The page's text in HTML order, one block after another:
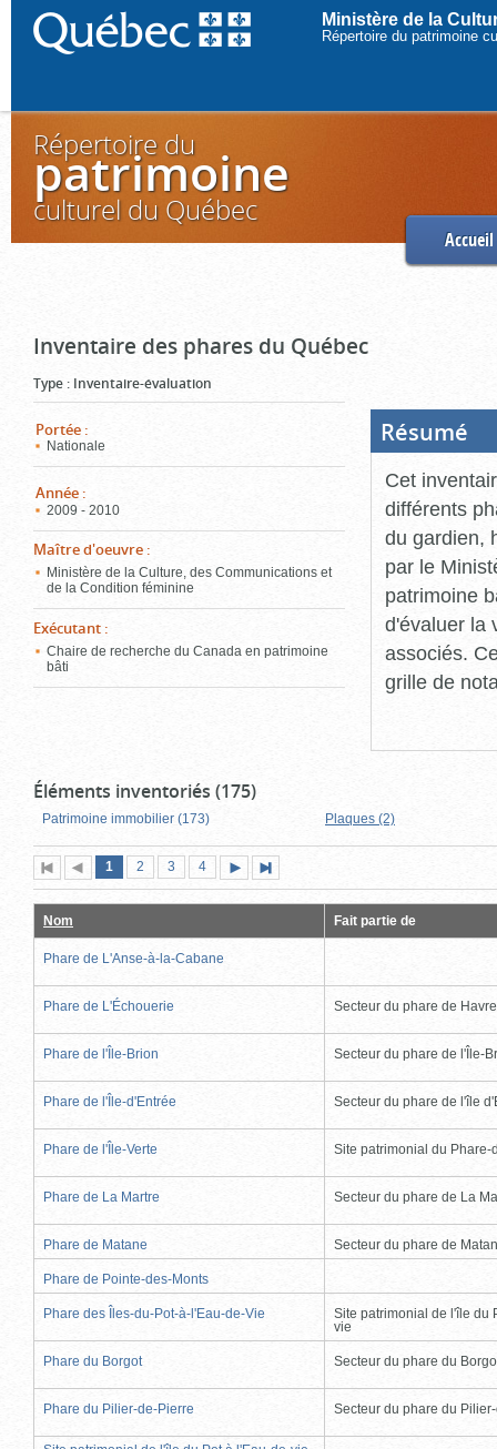
Ministère de la
Répertoire du patrimoine
Répertoire du
patrimoine
culturel du Québec
Accueil
Inventaire des phares du Québec
Type : Inventaire-évaluation
Portée :
Nationale
Année :
2009 - 2010
Maître d'oeuvre :
Ministère de la Culture, des Communications et
de la Condition féminine
Exécutant :
Chaire de recherche du Canada en patrimoine
bâti
Résumé
Cet
différents
du gardien,
par le
patrimoine
d'évaluer la
associés.
grille de
Éléments inventoriés (175)
Patrimoine immobilier (173) Plaques (2)
Première
page
Page
précédente
Page
1 (page
actuelle)
Page
2 Page
3 Page
4
suivante
page
Nom Fait partie de
Phare de L'Anse-à-la-Cabane
Phare de L'Échouerie Secteur du phare de
Phare de l'Île-Brion Secteur du phare de l'Île-
Phare de l'Île-d'Entrée Secteur du phare de l'île
Phare de l'Île-Verte Site patrimonial du Phare-
Phare de La Martre Secteur du phare de La
Phare de Matane Secteur du phare de
Phare de Pointe-des-Monts
Phare des Îles-du-Pot-à-l'Eau-de-Vie
Site patrimonial de l'île du
vie
Phare du Borgot Secteur du phare du
Phare du Pilier-de-Pierre Secteur du phare du